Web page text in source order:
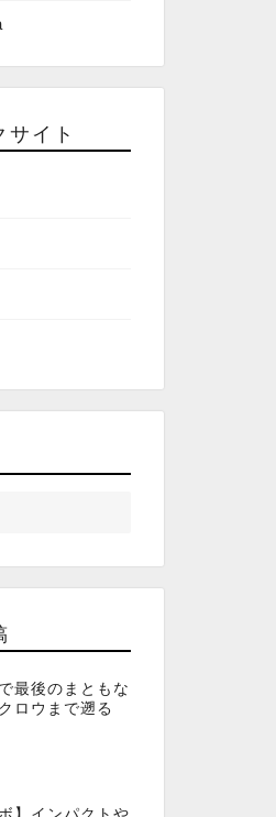
サイト
最後のまともな
ロウまで遡る